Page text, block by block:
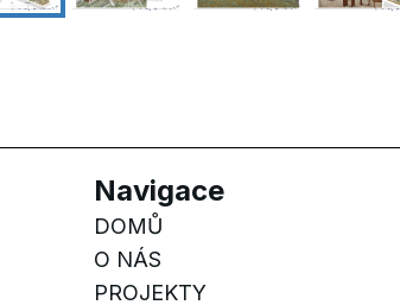
Navigace
DOMŮ
O NÁS
PROJEKTY